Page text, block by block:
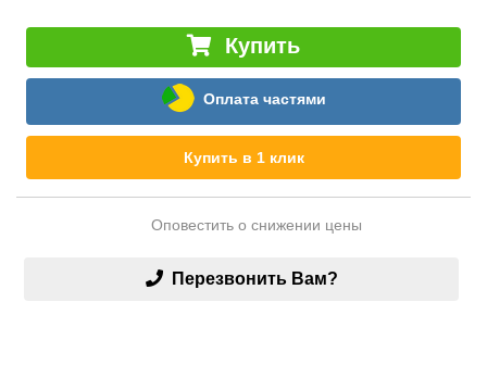
Купить
Оплата частями
Купить в 1 клик
Оповестить о снижении цены
Перезвонить Вам?